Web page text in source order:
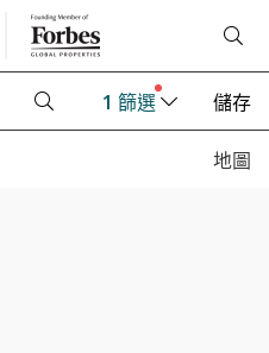
1 篩選 儲存
地圖